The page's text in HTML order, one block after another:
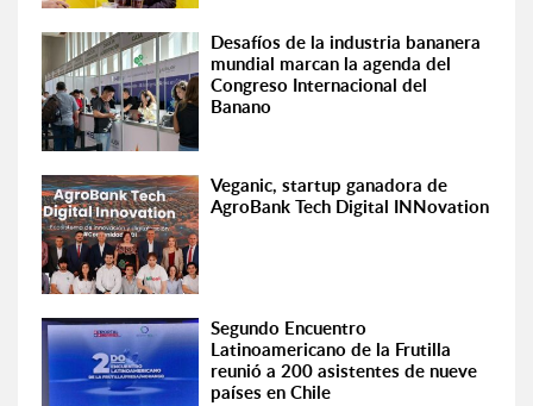
Desafíos de la industria bananera
mundial marcan la agenda del
Congreso Internacional del
Banano
Veganic, startup ganadora de
AgroBank Tech Digital INNovation
Segundo Encuentro
Latinoamericano de la Frutilla
reunió a 200 asistentes de nueve
países en Chile